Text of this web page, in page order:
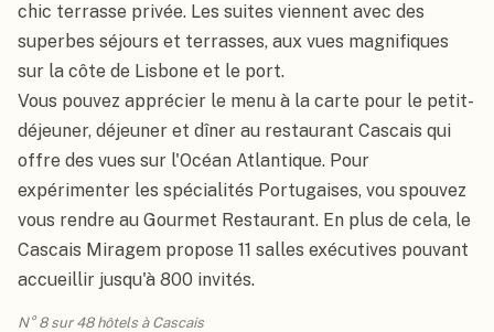
chic terrasse privée. Les suites viennent avec des
superbes séjours et terrasses, aux vues magnifiques
sur la côte de Lisbone et le port.
Vous pouvez apprécier le menu à la carte pour le petit-
déjeuner, déjeuner et dîner au restaurant Cascais qui
offre des vues sur l'Océan Atlantique. Pour
expérimenter les spécialités Portugaises, vou spouvez
vous rendre au Gourmet Restaurant. En plus de cela, le
Cascais Miragem propose 11 salles exécutives pouvant
accueillir jusqu'à 800 invités.
N° 8 sur 48 hôtels à Cascais